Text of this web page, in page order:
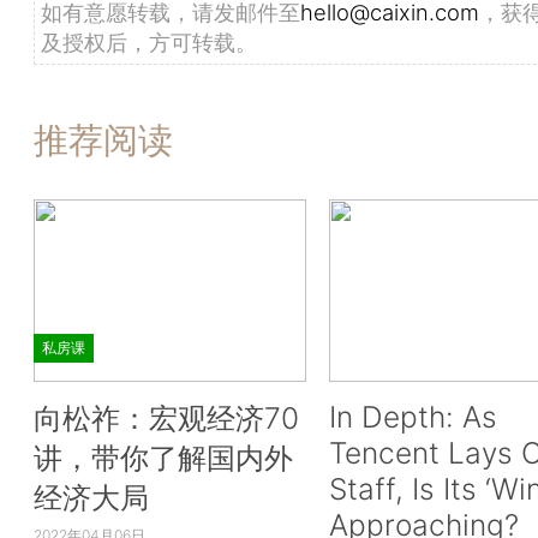
如有意愿转载，请发邮件至hello@caixin.com ，获
及授权后，方可转载。
推荐阅读
私房课
向松祚：宏观经济70
讲，带你了解国内外
经济大局
In Depth: As
Tencent Lays
Staff, Is Its
Approaching?